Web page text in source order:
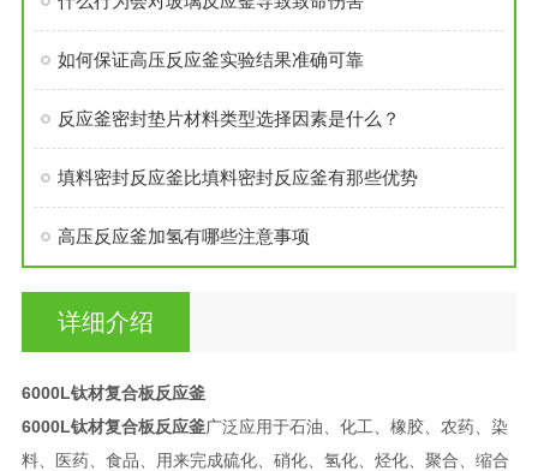
如何保证高压反应釜实验结果准确可靠
反应釜密封垫片材料类型选择因素是什么？
填料密封反应釜比填料密封反应釜有那些优势
高压反应釜加氢有哪些注意事项
详细介绍
6000L钛材复合板反应釜
6000L钛材复合板反应釜广泛应用于石油、化工、橡胶、农药、染
料、医药、食品、用来完成硫化、硝化、氢化、烃化、聚合、缩合